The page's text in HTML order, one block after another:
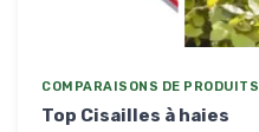
COMPARAISONS DE PRODUITS
Top Cisailles à haies